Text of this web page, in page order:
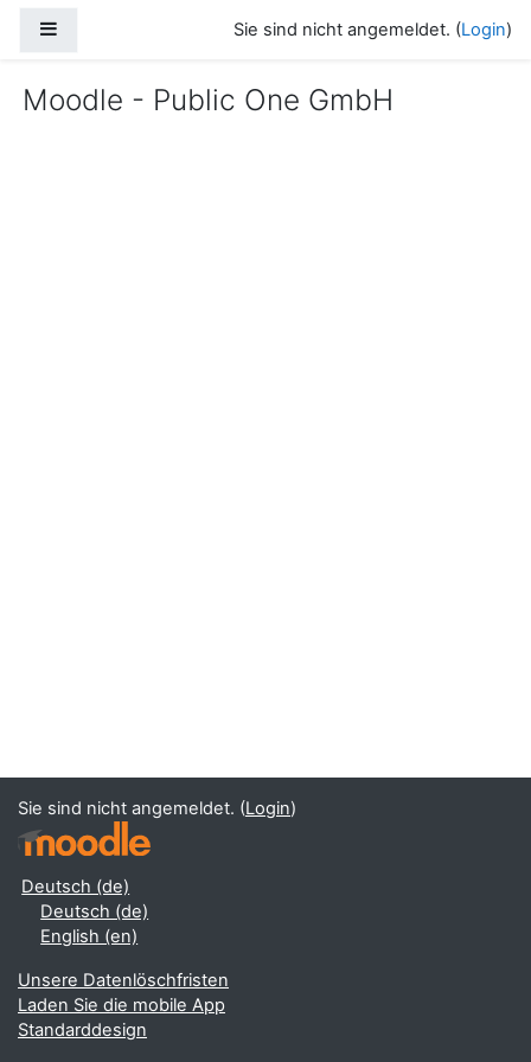
Sie sind nicht angemeldet. (Login)
Moodle - Public One GmbH
Sie sind nicht angemeldet. (Login)
Deutsch ‎(de)‎
Deutsch ‎(de)‎
English ‎(en)‎
Unsere Datenlöschfristen
Laden Sie die mobile App
Standarddesign